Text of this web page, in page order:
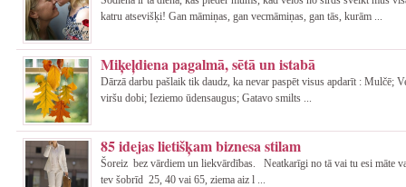
katru atsevišķi! Gan māmiņas, gan vecmāmiņas, gan tās, kurām ...
Miķeļdiena pagalmā, sētā un istabā
Dārzā darbu pašlaik tik daudz, ka nevar paspēt visus apdarīt : Mulčē;
viršu dobi; Ieziemo ūdensaugus; Gatavo smilts ...
85 idejas lietišķam biznesa stilam
Šoreiz bez vārdiem un liekvārdības. Neatkarīgi no tā vai tu esi māte
tev šobrīd 25, 40 vai 65, ziema aiz l ...